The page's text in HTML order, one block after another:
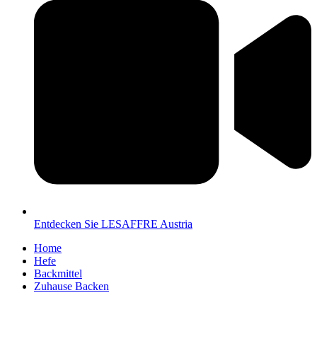
Entdecken Sie LESAFFRE Austria
Home
Hefe
Backmittel
Zuhause Backen